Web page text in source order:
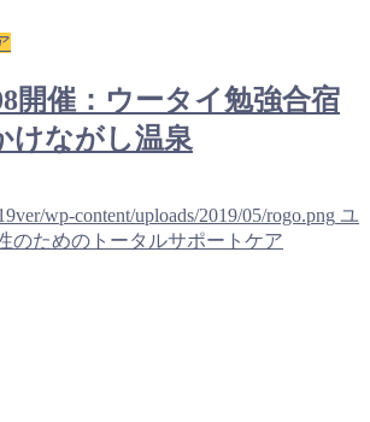
開催：ウータイ勉強合宿
けながし温泉
wp-content/uploads/2019/05/rogo.png ユ
のためのトータルサポートケア